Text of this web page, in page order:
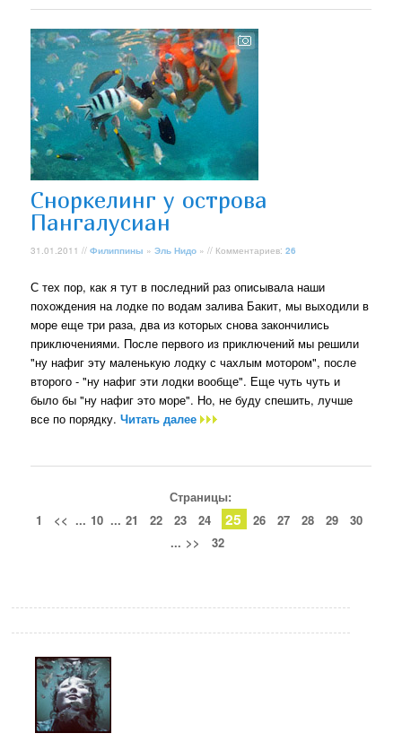
Сноркелинг у острова
Пангалусиан
31.01.2011 //Филиппины »Эль Нидо » // Комментариев:26
С тех пор, как я тут в последний раз описывала наши
похождения на лодке по водам залива Бакит, мы выходили в
море еще три раза, два из которых снова закончились
приключениями. После первого из приключений мы решили
"ну нафиг эту маленькую лодку с чахлым мотором", после
второго - "ну нафиг эти лодки вообще". Еще чуть чуть и
было бы "ну нафиг это море". Но, не буду спешить, лучше
все по порядку.Читать далее
Страницы:
1
<< ... 10 ... 21 22 23 24 25 26 27 28 29
30
... >> 32